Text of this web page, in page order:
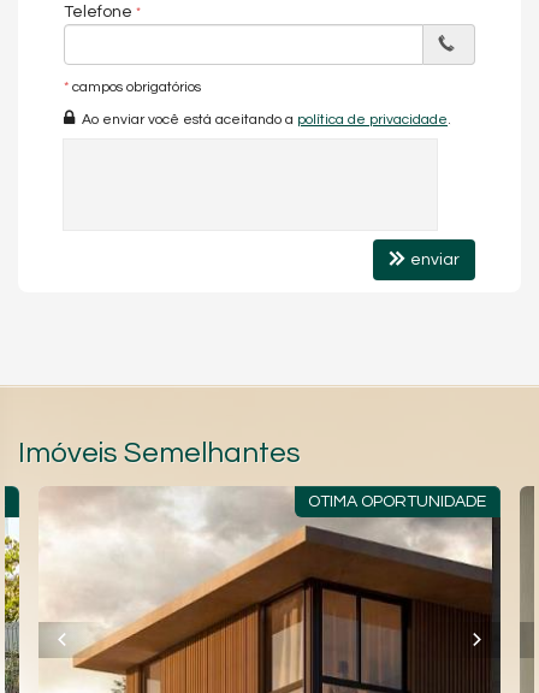
Telefone
* campos obrigatórios
Ao enviar você está aceitando a política de privacidade
enviar
Imóveis Semelhantes
OTIMA OPORTUNIDADE